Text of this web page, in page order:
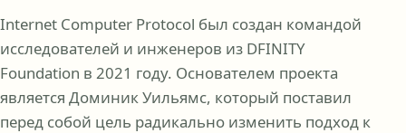
Internet Computer Protocol был создан командой
исследователей и инженеров из DFINITY
Foundation в 2021 году. Основателем проекта
является Доминик Уильямс, который поставил
перед собой цель радикально изменить подход к